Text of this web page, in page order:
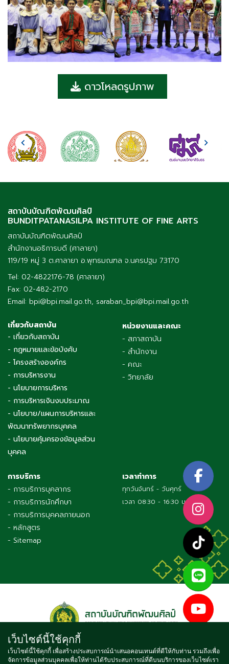
ดาวโหลดรูปภาพ
สถาบันบัณฑิตพัฒนศิลป์
BUNDITPATANASILPA INSTITUTE OF FINE ARTS
สถาบันบัณฑิตพัฒนศิลป์
สำนักงานอธิการบดี (ศาลายา)
119/19 หมู่ 3 ต.ศาลายา อ.พุทธมณฑล จ.นครปฐม 73170
Tel: 02-4822176-78 (ศาลายา)
Fax: 02-482-2170
Email: bpi@bpi.mail.go.th, saraban_bpi@bpi.mail.go.th
เกี่ยวกับสถาบัน
- เกี่ยวกับสถาบัน
- กฎหมายและข้อบังคับ
- โครงสร้างองค์กร
- การบริหารงาน
- นโยบายการบริหาร
- การบริหารเงินงบประมาณ
- นโยบาย/แผนการบริหารและ
พัฒนาทรัพยากรบุคคล
- นโยบายคุ้มครองข้อมูลส่วน
บุคคล
หน่วยงานและคณะ
- สภาสถาบัน
- สำนักงาน
- คณะ
- วิทยาลัย
การบริการ
- การบริการบุคลากร
- การบริการนักศึกษา
- การบริการบุคคลภายนอก
- หลักสูตร
- Sitemap
เวลาทำการ
ทุกวันจันทร์ - วันศุกร์
เวลา 08:30 - 16:30 น.
เว็บไซต์นี้ใช้คุกกี้
เว็บไซต์นี้ใช้คุกกี้ เพื่อสร้างประสบการณ์นำเสนอคอนเทนต์ที่ดีให้กับท่าน รวมถึงเพื่อ
จัดการข้อมูลส่วนบุคคลเพื่อให้ท่านได้รับประสบการณ์ที่ดีบนบริการของเว็บไซต์เรา